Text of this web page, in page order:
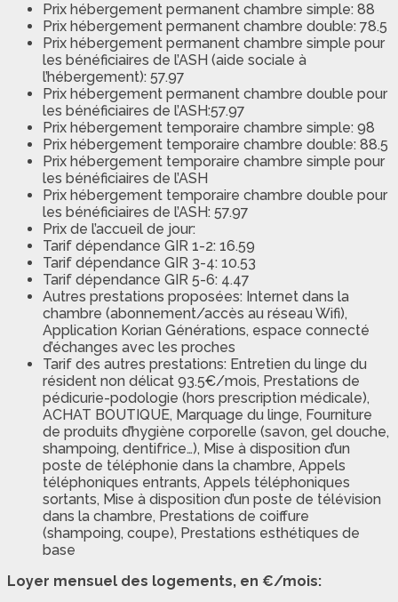
Prix hébergement permanent chambre simple: 88
Prix hébergement permanent chambre double: 78.5
Prix hébergement permanent chambre simple pour
les bénéficiaires de l’ASH (aide sociale à
l’hébergement): 57.97
Prix hébergement permanent chambre double pour
les bénéficiaires de l’ASH:57.97
Prix hébergement temporaire chambre simple: 98
Prix hébergement temporaire chambre double: 88.5
Prix hébergement temporaire chambre simple pour
les bénéficiaires de l’ASH
Prix hébergement temporaire chambre double pour
les bénéficiaires de l’ASH: 57.97
Prix de l’accueil de jour:
Tarif dépendance GIR 1-2: 16.59
Tarif dépendance GIR 3-4: 10.53
Tarif dépendance GIR 5-6: 4.47
Autres prestations proposées: Internet dans la
chambre (abonnement/accès au réseau Wifi),
Application Korian Générations, espace connecté
d’échanges avec les proches
Tarif des autres prestations: Entretien du linge du
résident non délicat 93.5€/mois, Prestations de
pédicurie-podologie (hors prescription médicale),
ACHAT BOUTIQUE, Marquage du linge, Fourniture
de produits d’hygiène corporelle (savon, gel douche,
shampoing, dentifrice…), Mise à disposition d’un
poste de téléphonie dans la chambre, Appels
téléphoniques entrants, Appels téléphoniques
sortants, Mise à disposition d’un poste de télévision
dans la chambre, Prestations de coiffure
(shampoing, coupe), Prestations esthétiques de
base
Loyer mensuel des logements, en €/mois: